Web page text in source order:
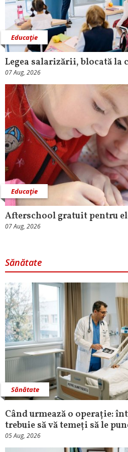
Educaţie
Legea salarizării, blocată la
07 Aug, 2026
Educaţie
Afterschool gratuit pentru
07 Aug, 2026
Sănătate
Sănătate
Când urmează o operație:
trebuie să vă temeți să le
05 Aug, 2026